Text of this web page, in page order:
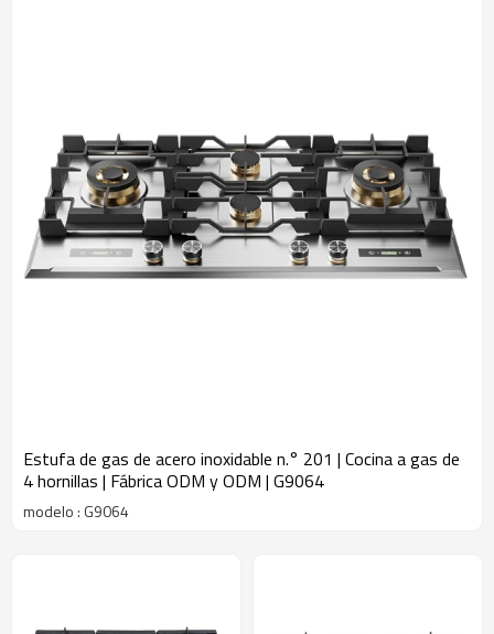
Estufa de gas de acero inoxidable n.° 201 | Cocina a gas de
4 hornillas | Fábrica ODM y ODM | G9064
modelo : G9064